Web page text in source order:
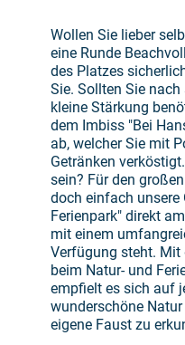
Wollen Sie lieber
eine Runde
des Platzes
Sie. Sollten Sie
kleine Stärkung
dem Imbiss "Bei
ab, welcher Sie mit
Getränken
sein? Für den
doch einfach unsere
Ferienpark" direkt
mit einem
Verfügung steht. Mit
beim Natur- und
empfielt es sich auf
wunderschöne
eigene Faust zu